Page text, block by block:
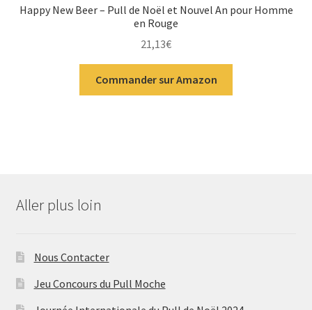
Happy New Beer – Pull de Noël et Nouvel An pour Homme
en Rouge
21,13€
Commander sur Amazon
Aller plus loin
Nous Contacter
Jeu Concours du Pull Moche